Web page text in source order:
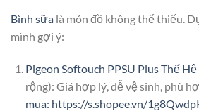
Bình sữa là món đồ không thể thiếu.
mình gợi ý:
Pigeon Softouch PPSU Plus Thế
rộng): Giá hợp lý, dễ vệ sinh, phù
mua: https://s.shopee.vn/